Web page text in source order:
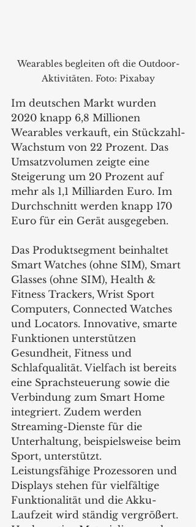
Wearables begleiten oft die Outdoor-
Aktivitäten. Foto: Pixabay
Im deutschen Markt wurden
2020 knapp 6,8 Millionen
Wearables verkauft, ein Stückzahl-
Wachstum von 22 Prozent. Das
Umsatzvolumen zeigte eine
Steigerung um 20 Prozent auf
mehr als 1,1 Milliarden Euro. Im
Durchschnitt werden knapp 170
Euro für ein Gerät ausgegeben.
Das Produktsegment beinhaltet
Smart Watches (ohne SIM), Smart
Glasses (ohne SIM), Health &
Fitness Trackers, Wrist Sport
Computers, Connected Watches
und Locators. Innovative, smarte
Funktionen unterstützen
Gesundheit, Fitness und
Schlafqualität. Vielfach ist bereits
eine Sprachsteuerung sowie die
Verbindung zum Smart Home
integriert. Zudem werden
Streaming-Dienste für die
Unterhaltung, beispielsweise beim
Sport, unterstützt.
Leistungsfähige Prozessoren und
Displays stehen für vielfältige
Funktionalität und die Akku-
Laufzeit wird ständig vergrößert.